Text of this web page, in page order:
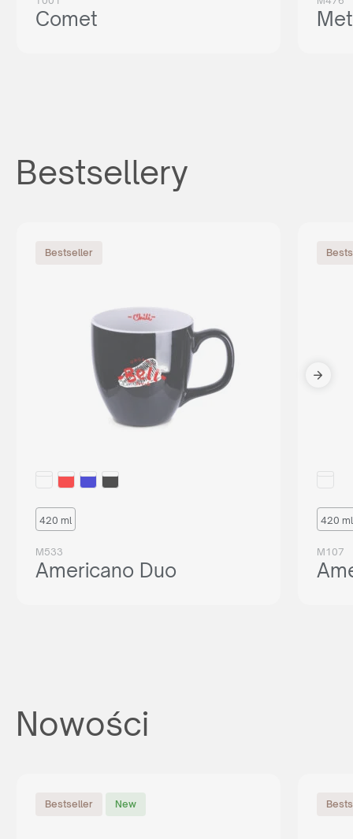
Comet
Bestsellery
Bestseller
420 ml
M533
Americano Duo
420 ml
M107
Nowości
Bestseller New